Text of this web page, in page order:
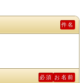
件名
お名前
必須